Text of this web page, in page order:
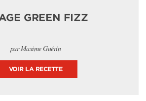
GREEN FIZZ
par Maxime Guérin
VOIR LA RECETTE